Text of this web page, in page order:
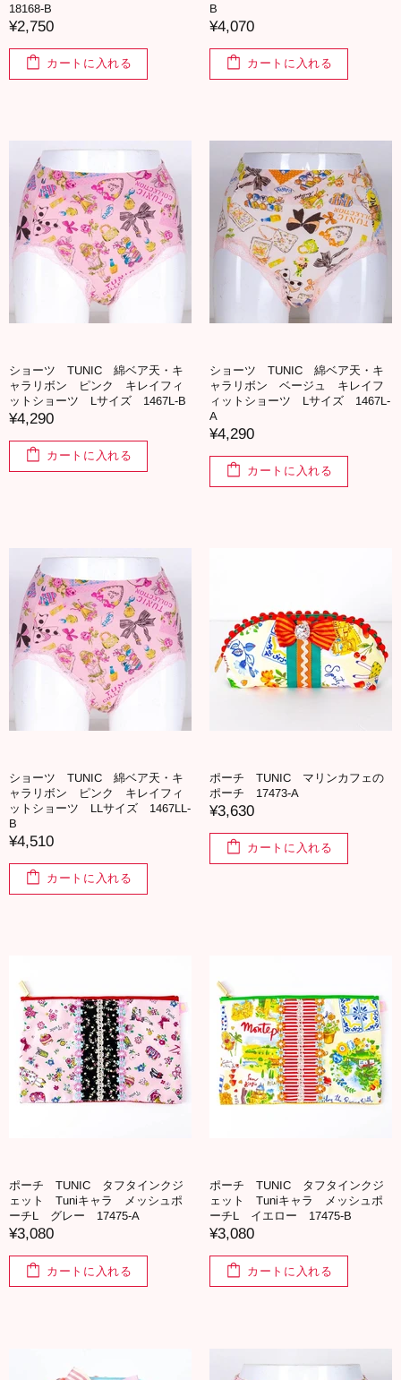
18168-B
¥2,750
カートに入れる
B
¥4,070
カートに入れる
ショーツ TUNIC 綿ベア天・キ
ャラリボン ピンク キレイフィ
ットショーツ Lサイズ 1467L-B
¥4,290
カートに入れる
ショーツ TUNIC 綿ベア天・キ
ャラリボン ベージュ キレイフ
ィットショーツ Lサイズ 1467L-
A
¥4,290
カートに入れる
ショーツ TUNIC 綿ベア天・キ
ャラリボン ピンク キレイフィ
ットショーツ LLサイズ 1467LL-
B
¥4,510
カートに入れる
ポーチ TUNIC マリンカフェの
ポーチ 17473-A
¥3,630
カートに入れる
ポーチ TUNIC タフタインクジ
ェット Tuniキャラ メッシュポ
ーチL グレー 17475-A
¥3,080
カートに入れる
ポーチ TUNIC タフタインクジ
ェット Tuniキャラ メッシュポ
ーチL イエロー 17475-B
¥3,080
カートに入れる